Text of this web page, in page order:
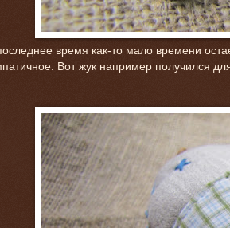
время как-то мало времени
Вот жук например получился